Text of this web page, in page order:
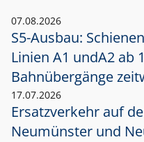
07.08.2026
S5-Ausbau:
Linien A1 undA2 ab
Bahnübergänge
17.07.2026
Ersatzverkehr auf
Neumünster und